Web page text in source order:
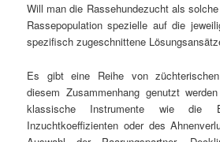
Will man die Rassehundezucht als
Rassepopulation spezielle auf die
spezifisch zugeschnittene
Es gibt eine Reihe von
diesem Zusammenhang genutzt
klassische Instrumente wie die
Inzuchtkoeffizienten oder des